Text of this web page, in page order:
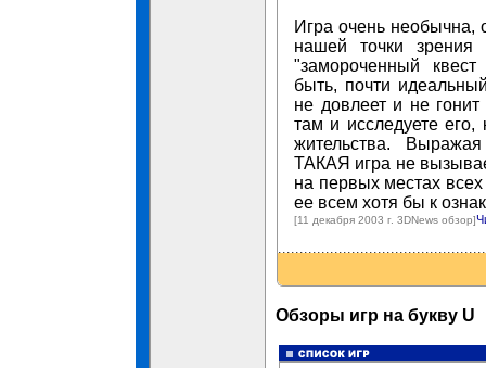
Игра очень необычна,
нашей точки зрения
"замороченный
быть, почти
не довлеет и не
там и исследуете
жительства.
ТАКАЯ игра не
на первых местах
ее всем хотя бы к
[11 декабря 2003 г. 3DNews обзор]
Обзоры игр на букву U